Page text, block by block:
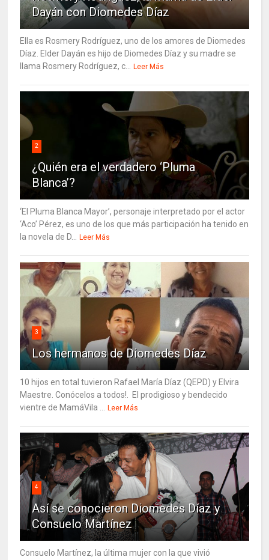
Dayán con Diomedes Díaz
Ella es Rosmery Rodríguez, uno de los amores de Diomedes
Díaz. Elder Dayán es hijo de Diomedes Díaz y su madre se
llama Rosmery Rodríguez, c... Leer Más
2
¿Quién era el verdadero ‘Pluma
Blanca’?
‘El Pluma Blanca Mayor’, personaje interpretado por el actor
‘Aco’ Pérez, es uno de los que más participación ha tenido en
la novela de D... Leer Más
3
Los hermanos de Diomedes Díaz
10 hijos en total tuvieron Rafael María Díaz (QEPD) y Elvira
Maestre. Conócelos a todos!. El prodigioso y bendecido
vientre de MamáVila ... Leer Más
4
Así se conocieron Diomedes Díaz y
Consuelo Martínez
Consuelo Martínez, la última mujer con la que vivió